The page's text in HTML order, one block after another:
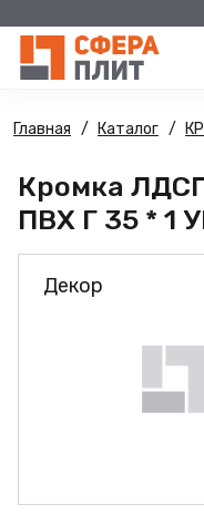
Главная Каталог
Кромка
ПВХ Г 35 * 1
Декор